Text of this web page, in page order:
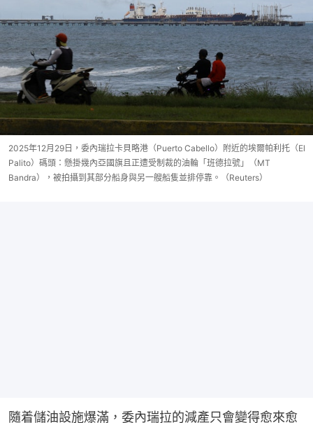
2025年12月29日，委內瑞拉卡貝略港（Puerto Cabello）附近的埃爾帕利托（El
Palito）碼頭：懸掛幾內亞國旗且正遭受制裁的油輪「班德拉號」（MT
Bandra），被拍攝到其部分船身與另一艘船隻並排停靠。（Reuters）
隨着儲油設施爆滿，委內瑞拉的減產只會變得愈來愈